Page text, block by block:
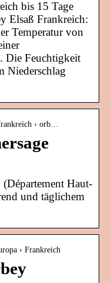
bis 15 Tage
Elsaß Frankreich:
Temperatur von
Die Feuchtigkeit
Niederschlag
› orb…
Haut-
und täglichem
› Frankreich